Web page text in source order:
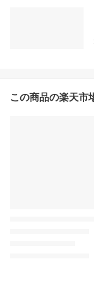
この商品の楽天市